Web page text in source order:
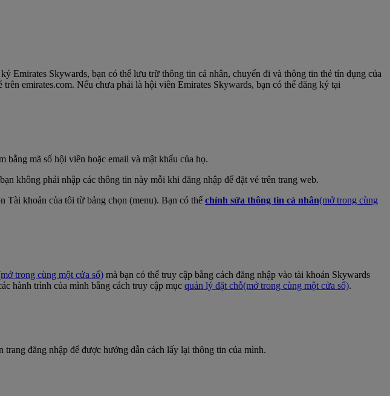
Emirates Skywards, bạn có thể lưu trữ thông tin cá nhân, chuyến đi và thông tin thẻ tín dụng của
emirates.com. Nếu chưa phải là hội viên Emirates Skywards, bạn có thể đăng ký tại
mã số hội viên hoặc email và mật khẩu của họ.
không phải nhập các thông tin này mỗi khi đăng nhập để đặt vé trên trang web.
Tài khoản của tôi từ bảng chọn (menu). Bạn có thể chỉnh sửa thông tin cá nhân(mở trong cùng
trong cùng một cửa sổ) mà bạn có thể truy cập bằng cách đăng nhập vào tài khoản Skywards
hành trình của mình bằng cách truy cập mục quản lý đặt chỗ(mở trong cùng một cửa sổ).
trang đăng nhập để được hướng dẫn cách lấy lại thông tin của mình.